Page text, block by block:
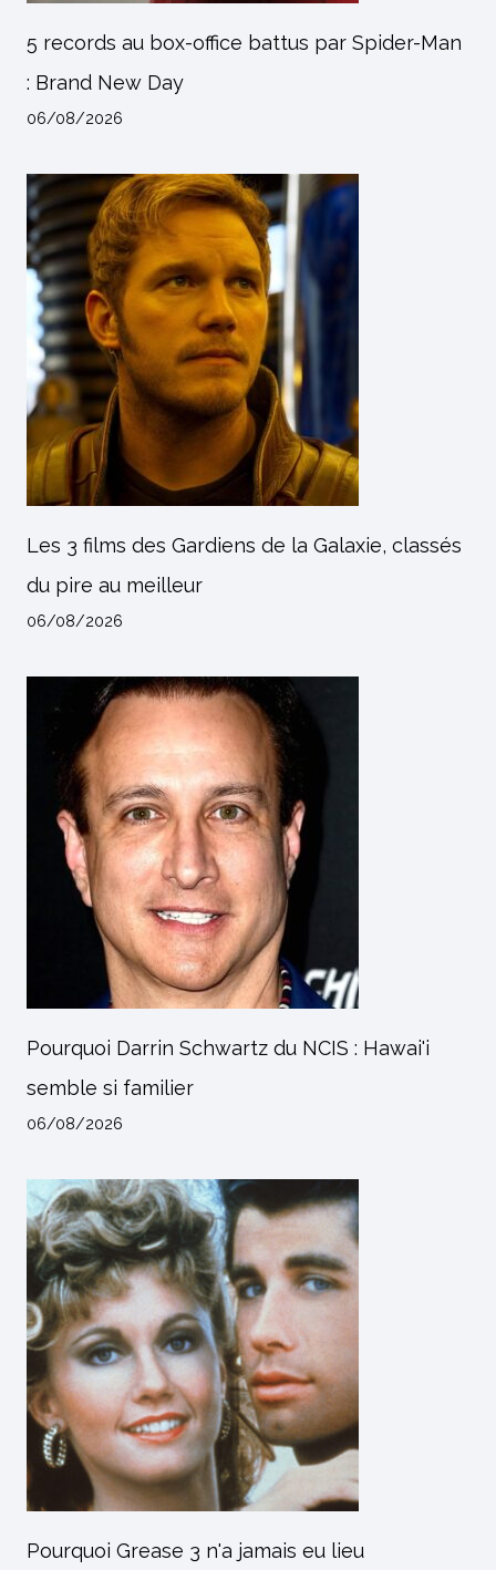
5 records au box-office battus par Spider-Man
: Brand New Day
06/08/2026
Les 3 films des Gardiens de la Galaxie, classés
du pire au meilleur
06/08/2026
Pourquoi Darrin Schwartz du NCIS : Hawai'i
semble si familier
06/08/2026
Pourquoi Grease 3 n'a jamais eu lieu